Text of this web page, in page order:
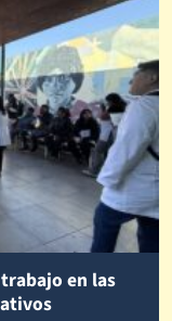
en las